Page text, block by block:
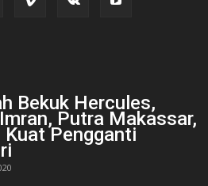
Bekuk Hercules,
Putra Makassar,
Kuat Pengganti